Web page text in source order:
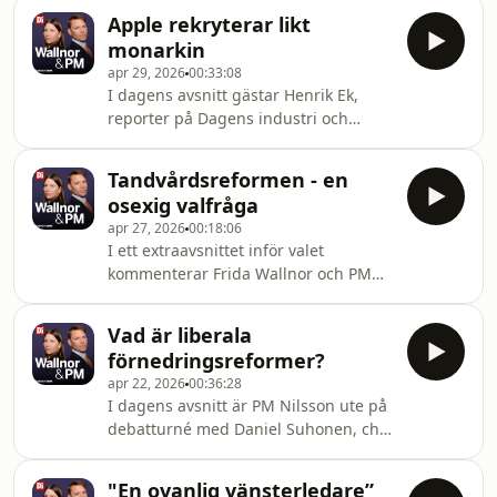
energikris-debatten. Att
Trumps beslut att ta hem
amerikanska soldater från Tyskland
och vilken säkerhetskris det kan
innebära för Europa. Plus! Allt om
bråket kring riksdagens havererade
kvittningssystem, vad som egentligen
sades i partiledardebatten i Agenda
och varför Sv
Apple rekryterar likt
monarkin
apr 29, 202600:33:08
I dagens avsnitt gästar Henrik Ek,
reporter på Dagens industri och
Wallnor och PM Nilsson diskuterar
han statusen för de amerikanska
techjättarna och hur domen mot Meta
och Google om beroendeframkallande
plattformar påverkat branschen. Frida
har dessutom kollat närmare på
maktbalansen mellan Kina och USA
med koppling till kriget
Tandvårdsreformen - en
osexig valfråga
apr 27, 202600:18:06
I ett extraavsnittet inför valet
kommenterar Frida Wallnor och PM
Sverigedemokraternas ledare Jimmie
Åkesson. De diskuterar
tandvårdsreformen, synen på att
förbjuda vinster i skolan och vilka
ministerposter partiet kommer kräva.
Båda konstaterar att Åkesson låter
som en 80-tals moderat när han
Vad är liberala
förnedringsreformer?
apr 22, 202600:36:28
I dagens avsnitt är PM Nilsson ute på
debatturné med Daniel Suhonen, chef
"En ovanlig vänsterledare”